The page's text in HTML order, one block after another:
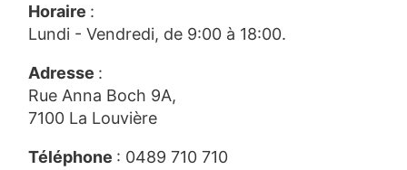
Horaire :
Lundi - Vendredi, de 9:00 à 18:00.
Adresse :
Rue Anna Boch 9A,
7100 La Louvière
Téléphone : 0489 710 710